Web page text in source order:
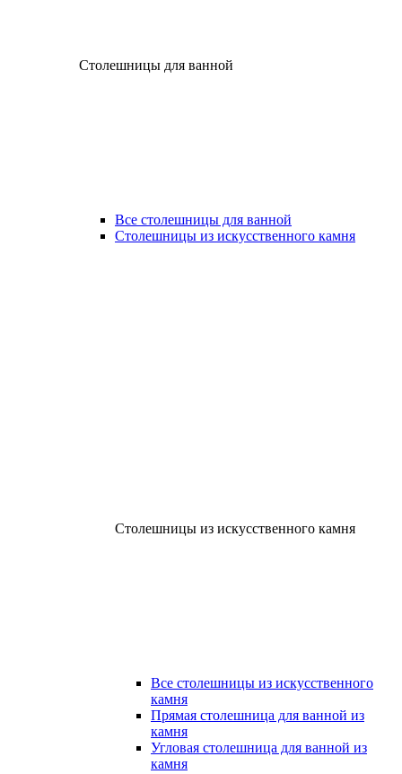
Столешницы для ванной
Все столешницы для ванной
Столешницы из искусственного камня
Столешницы из искусственного камня
Все столешницы из искусственного
камня
Прямая столешница для ванной из
камня
Угловая столешница для ванной из
камня